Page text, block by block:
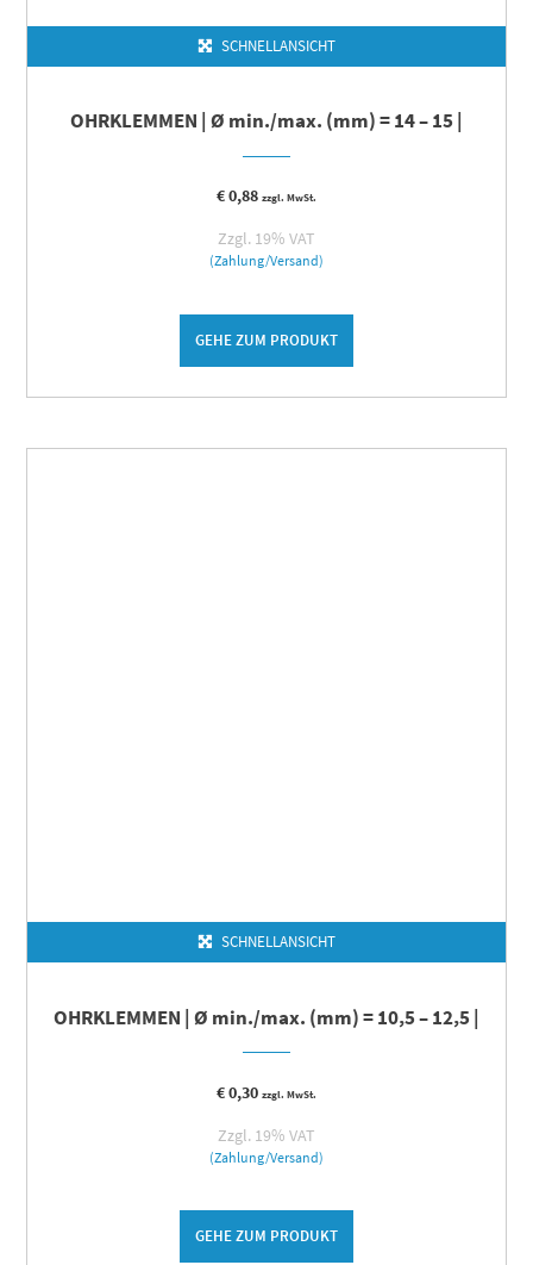
SCHNELLANSICHT
OHRKLEMMEN | Ø min./max. (mm) = 14 – 15 |
€0,88 zzgl. MwSt.
Zzgl. 19% VAT
(Zahlung/Versand)
GEHE ZUM PRODUKT
SCHNELLANSICHT
OHRKLEMMEN | Ø min./max. (mm) = 10,5 – 12,5 |
€0,30 zzgl. MwSt.
Zzgl. 19% VAT
(Zahlung/Versand)
GEHE ZUM PRODUKT